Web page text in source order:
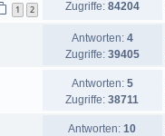
1 2
Zugriffe: 84204
Antworten: 4
Zugriffe: 39405
Antworten: 5
Zugriffe: 38711
Antworten: 10